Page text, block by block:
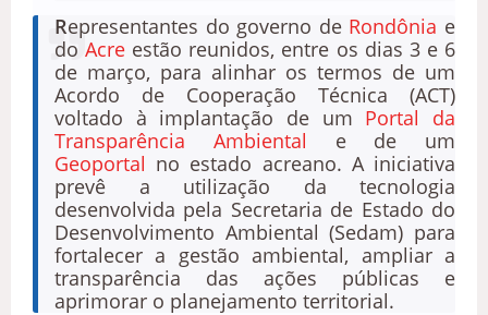
Representantes do governo de Rondônia e
doAcre estão reunidos, entre os dias 3 e 6
de março, para alinhar os termos de um
Acordo de Cooperação Técnica (ACT)
voltado à implantação de um Portal da
Transparência Ambiental e de um
Geoportal no estado acreano. A iniciativa
prevê a utilização da tecnologia
desenvolvida pela Secretaria de Estado do
Desenvolvimento Ambiental (Sedam) para
fortalecer a gestão ambiental, ampliar a
transparência das ações públicas e
aprimorar o planejamento territorial.